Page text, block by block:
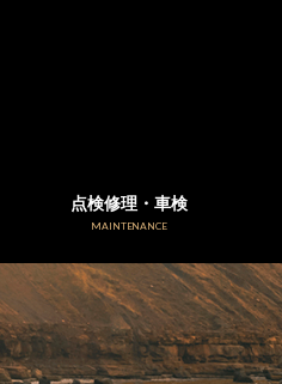
点検修理・車検
MAINTENANCE